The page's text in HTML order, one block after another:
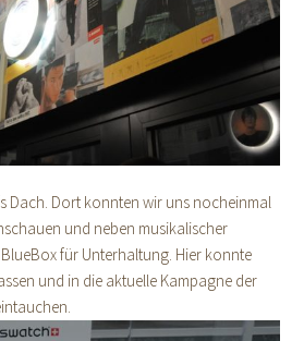
Dach. Dort konnten wir uns nocheinmal
und neben musikalischer
für Unterhaltung. Hier konnte
und in die aktuelle Kampagne der